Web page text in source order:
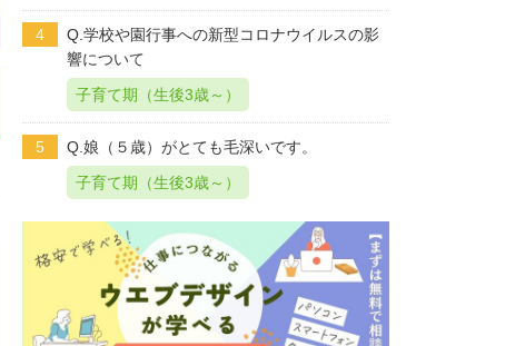
4
Q.学校や園行事への新型コロナウイルスの影
響について
子育て期（生後3歳～）
5
Q.娘（５歳）がとても毛深いです。
子育て期（生後3歳～）